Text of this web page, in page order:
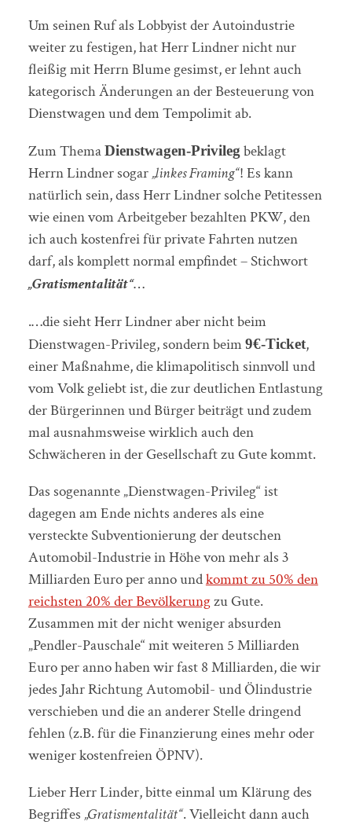
Um seinen Ruf als Lobbyist der Autoindustrie
weiter zu festigen, hat Herr Lindner nicht nur
fleißig mit Herrn Blume gesimst, er lehnt auch
kategorisch Änderungen an der Besteuerung von
Dienstwagen und dem Tempolimit ab.
Zum ThemaDienstwagen-Privilegbeklagt
Herrn Lindner sogar„linkes Framing“! Es kann
natürlich sein, dass Herr Lindner solche Petitessen
wie einen vom Arbeitgeber bezahlten PKW, den
ich auch kostenfrei für private Fahrten nutzen
darf, als komplett normal empfindet – Stichwort
„Gratismentalität“…
.…die sieht Herr Lindner aber nicht beim
Dienstwagen-Privileg, sondern beim9€-Ticket,
einer Maßnahme, die klimapolitisch sinnvoll und
vom Volk geliebt ist, die zur deutlichen Entlastung
der Bürgerinnen und Bürger beiträgt und zudem
mal ausnahmsweise wirklich auch den
Schwächeren in der Gesellschaft zu Gute kommt.
Das sogenannte „Dienstwagen-Privileg“ ist
dagegen am Ende nichts anderes als eine
versteckte Subventionierung der deutschen
Automobil-Industrie in Höhe von mehr als 3
Milliarden Euro per anno undkommt zu 50% den
reichsten 20% der Bevölkerungzu Gute.
Zusammen mit der nicht weniger absurden
„Pendler-Pauschale“ mit weiteren 5 Milliarden
Euro per anno haben wir fast 8 Milliarden, die wir
jedes Jahr Richtung Automobil- und Ölindustrie
verschieben und die an anderer Stelle dringend
fehlen (z.B. für die Finanzierung eines mehr oder
weniger kostenfreien ÖPNV).
Lieber Herr Linder, bitte einmal um Klärung des
Begriffes „Gratismentalität“. Vielleicht dann auch